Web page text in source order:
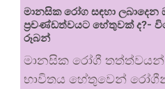
මානසික රෝග සඳහා
ප්‍රචණ්ඩත්වයට හේතුවක් ද?-
රූබන්
මානසික රෝගී තත්ත්වයන්
භාවිතය හේතුවෙන්